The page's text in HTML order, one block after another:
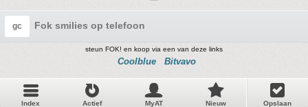
gc Fok smilies op telefoon
steun FOK! en koop via een van deze links
Coolblue Bitvavo
Index Actief MyAT Nieuw Opslaan